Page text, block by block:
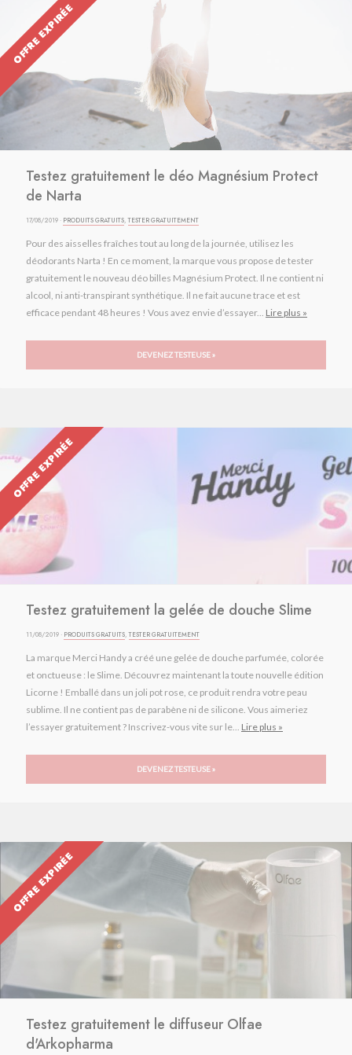
OFFRE EXPIRÉE
Testez gratuitement le déo Magnésium Protect
de Narta
17/08/2019 · PRODUITS GRATUITS,TESTER GRATUITEMENT
Pour des aisselles fraîches tout au long de la journée, utilisez les
déodorants Narta ! En ce moment, la marque vous propose de tester
gratuitement le nouveau déo billes Magnésium Protect. Il ne contient ni
alcool, ni anti-transpirant synthétique. Il ne fait aucune trace et est
efficace pendant 48 heures ! Vous avez envie d’essayer... Lire plus »
DEVENEZ TESTEUSE »
OFFRE EXPIRÉE
Testez gratuitement la gelée de douche Slime
11/08/2019 · PRODUITS GRATUITS,TESTER GRATUITEMENT
La marque Merci Handy a créé une gelée de douche parfumée, colorée
et onctueuse : le Slime. Découvrez maintenant la toute nouvelle édition
Licorne ! Emballé dans un joli pot rose, ce produit rendra votre peau
sublime. Il ne contient pas de parabène ni de silicone. Vous aimeriez
l’essayer gratuitement ? Inscrivez-vous vite sur le... Lire plus »
DEVENEZ TESTEUSE »
OFFRE EXPIRÉE
Testez gratuitement le diffuseur Olfae
d'Arkopharma